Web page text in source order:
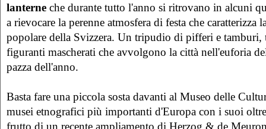
lanterne che durante tutto l'anno si ritrovano in alcuni
a rievocare la perenne atmosfera di festa che caratterizza
popolare della Svizzera. Un tripudio di pifferi e tamburi,
figuranti mascherati che avvolgono la città nell'euforia
pazza dell'anno.
Basta fare una piccola sosta davanti al Museo delle
musei etnografici più importanti d'Europa con i suoi
frutto di un recente ampliamento di Herzog & de